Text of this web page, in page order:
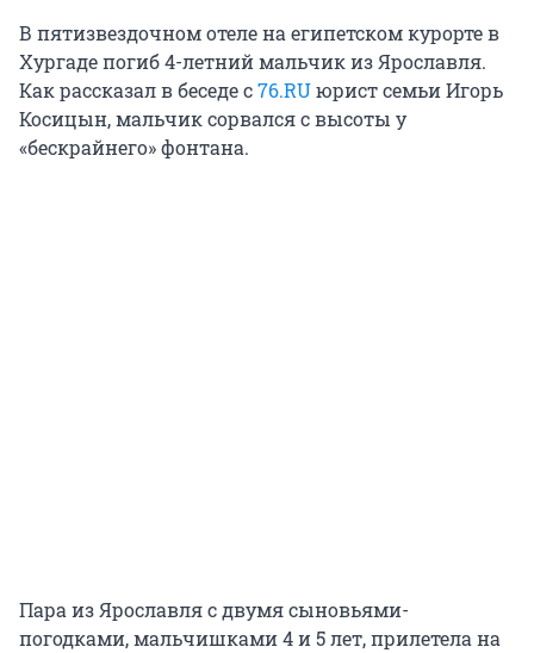
В пятизвездочном отеле на египетском курорте в
Хургаде погиб 4-летний мальчик из Ярославля.
Как рассказал в беседе с76.RUюрист семьи Игорь
Косицын, мальчик сорвался с высоты у
«бескрайнего» фонтана.
Пара из Ярославля с двумя сыновьями-
погодками, мальчишками 4 и 5 лет, прилетела на